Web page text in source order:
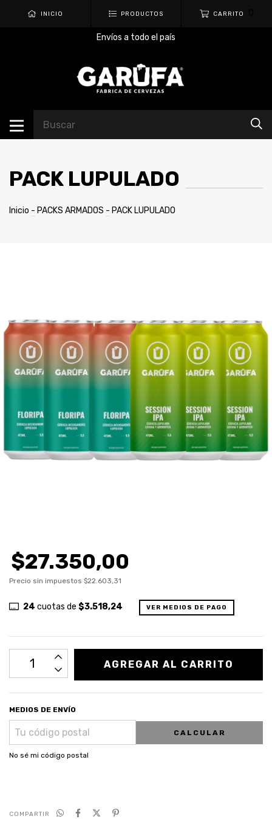
INICIO PRODUCTOS CARRITO
Envíos a todo el país
PACK LUPULADO
Inicio - PACKS ARMADOS - PACK LUPULADO
$27.350,00
Precio sin impuestos $22.603,31
24 cuotas de $3.518,24 VER MEDIOS DE PAGO
MEDIOS DE ENVÍO
CALCULAR
No sé mi código postal
COMPARTIR